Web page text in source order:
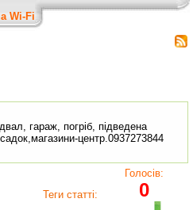
Wi-Fi
гараж, погріб, підведена
центр.0937273844
Теги статті:
Голосів:
0